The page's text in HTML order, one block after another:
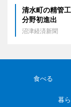
清水町の精管
分野初進出
沼津経済新聞
食べる
暮